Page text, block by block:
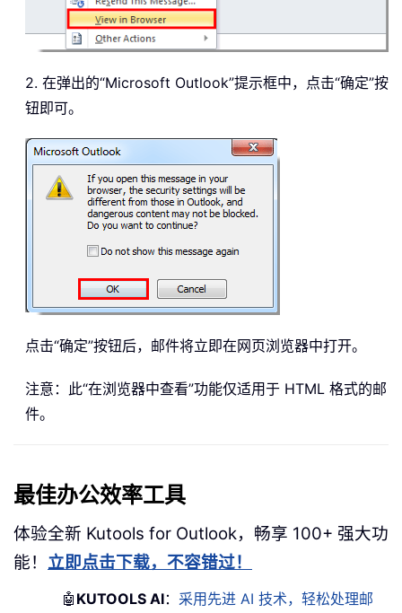
2. 在弹出的“Microsoft Outlook”提示框中，点击“确定”按
钮即可。
点击“确定”按钮后，邮件将立即在网页浏览器中打开。
注意：此“在浏览器中查看”功能仅适用于 HTML 格式的邮
件。
最佳办公效率工具
体验全新 Kutools for Outlook，畅享 100+ 强大功
能！ 立即点击下载，不容错过！
🤖 KUTOOLS AI： 采用先进 AI 技术，轻松处理邮